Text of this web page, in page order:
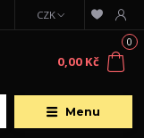
Menu
CZK
0
0,00 Kč